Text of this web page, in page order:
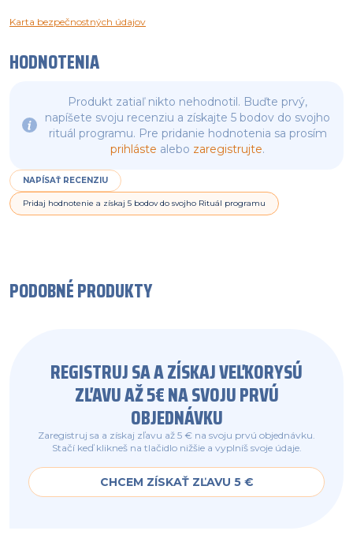
Karta bezpečnostných údajov
HODNOTENIA
Produkt zatiaľ nikto nehodnotil. Buďte prvý,
napíšete svoju recenziu a získajte 5 bodov do svojho
rituál programu. Pre pridanie hodnotenia sa prosím
prihláste alebo zaregistrujte.
NAPÍSAŤ RECENZIU
Pridaj hodnotenie a získaj 5 bodov do svojho Rituál programu
PODOBNÉ PRODUKTY
REGISTRUJ SA A ZÍSKAJ VEĽKORYSÚ
ZĽAVU AŽ 5€ NA SVOJU PRVÚ
OBJEDNÁVKU
Zaregistruj sa a získaj zľavu až 5 € na svoju prvú objednávku.
Stačí keď klikneš na tlačidlo nižšie a vyplníš svoje údaje.
CHCEM ZÍSKAŤ ZĽAVU 5 €